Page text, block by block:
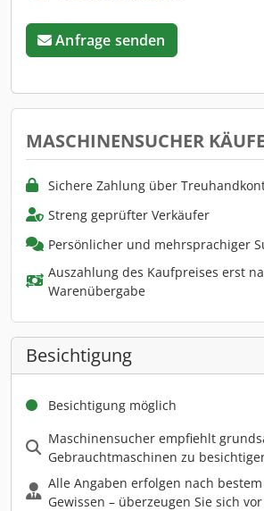
Anfrage senden
MASCHINENSUCHER
Sichere Zahlung über
Streng geprüfter Verkäufer
Persönlicher und mehrsprachiger
Auszahlung des Kaufpreises erst
Warenübergabe
Besichtigung
Besichtigung möglich
Maschinensucher empfiehlt
Gebrauchtmaschinen zu
Alle Angaben erfolgen nach
Gewissen – überzeugen Sie sich